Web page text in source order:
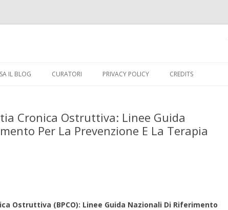
IL BLOG CURATORI PRIVACY POLICY CREDITS
Cronica Ostruttiva: Linee Guida
Per La Prevenzione E La Terapia
Ostruttiva (BPCO): Linee Guida Nazionali Di Riferimento